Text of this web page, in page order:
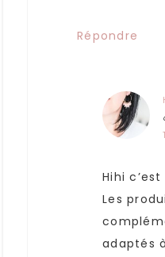
Répondre
Hihi
Les
adaptés